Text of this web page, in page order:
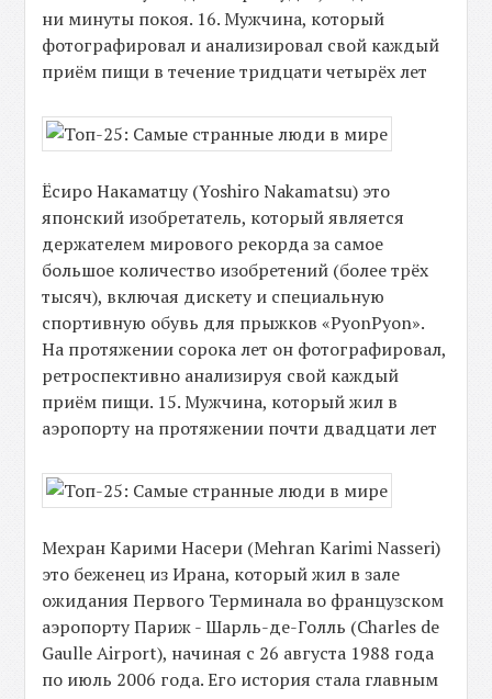
ни минуты покоя. 16. Мужчина, который
фотографировал и анализировал свой каждый
приём пищи в течение тридцати четырёх лет
Ёсиро Накаматцу (Yoshiro Nakamatsu) это
японский изобретатель, который является
держателем мирового рекорда за самое
большое количество изобретений (более трёх
тысяч), включая дискету и специальную
спортивную обувь для прыжков «PyonPyon».
На протяжении сорока лет он фотографировал,
ретроспективно анализируя свой каждый
приём пищи. 15. Мужчина, который жил в
аэропорту на протяжении почти двадцати лет
Мехран Карими Насери (Mehran Karimi Nasseri)
это беженец из Ирана, который жил в зале
ожидания Первого Терминала во французском
аэропорту Париж - Шарль-де-Голль (Charles de
Gaulle Airport), начиная с 26 августа 1988 года
по июль 2006 года. Его история стала главным